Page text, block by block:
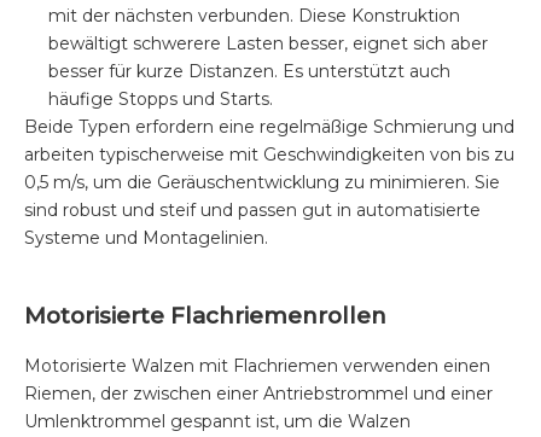
mit der nächsten verbunden. Diese Konstruktion
bewältigt schwerere Lasten besser, eignet sich aber
besser für kurze Distanzen. Es unterstützt auch
häufige Stopps und Starts.
Beide Typen erfordern eine regelmäßige Schmierung und
arbeiten typischerweise mit Geschwindigkeiten von bis zu
0,5 m/s, um die Geräuschentwicklung zu minimieren. Sie
sind robust und steif und passen gut in automatisierte
Systeme und Montagelinien.
Motorisierte Flachriemenrollen
Motorisierte Walzen mit Flachriemen verwenden einen
Riemen, der zwischen einer Antriebstrommel und einer
Umlenktrommel gespannt ist, um die Walzen